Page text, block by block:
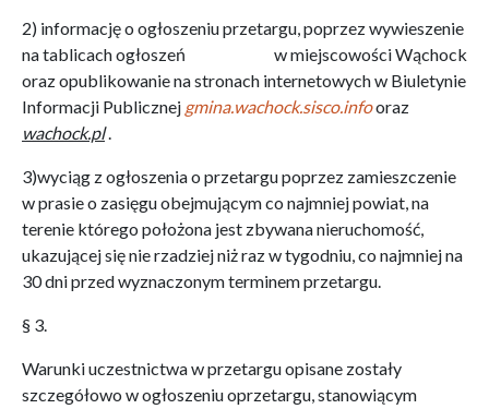
2) informację o ogłoszeniu przetargu, poprzez wywieszenie
na tablicach ogłoszeń w miejscowości Wąchock
oraz opublikowanie na stronach internetowych w Biuletynie
Informacji Publicznej gmina.wachock.sisco.infooraz
wachock.pl.
3)wyciąg z ogłoszenia o przetargu poprzez zamieszczenie
w prasie o zasięgu obejmującym co najmniej powiat, na
terenie którego położona jest zbywana nieruchomość,
ukazującej się nie rzadziej niż raz w tygodniu, co najmniej na
30 dni przed wyznaczonym terminem przetargu.
§ 3.
Warunki uczestnictwa w przetargu opisane zostały
szczegółowo w ogłoszeniu oprzetargu, stanowiącym